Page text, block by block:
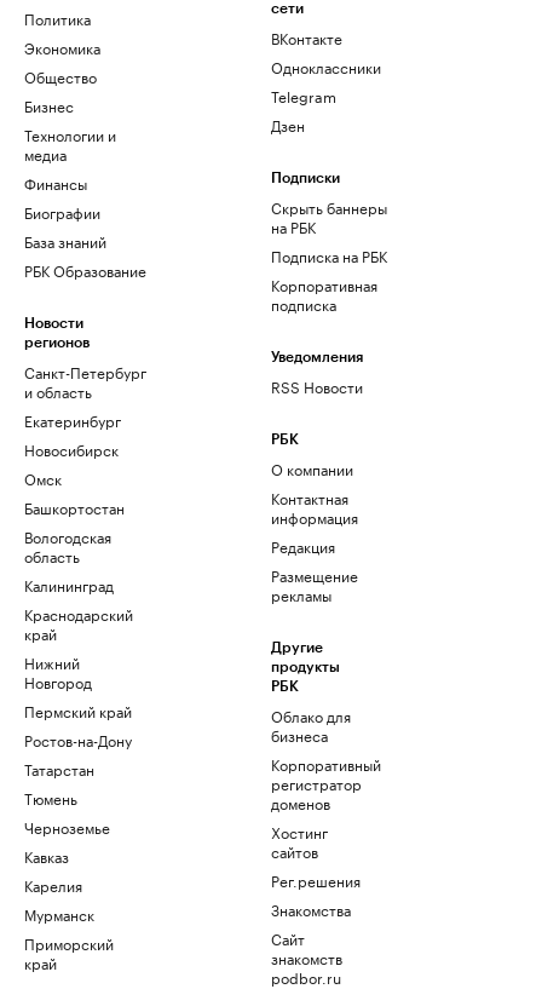
Политика
Экономика
Общество
Бизнес
Технологии и
медиа
Финансы
Биографии
База знаний
РБК Образование
Новости
регионов
Санкт-Петербург
и область
Екатеринбург
Новосибирск
Омск
Башкортостан
Вологодская
область
Калининград
Краснодарский
край
Нижний
Новгород
Пермский край
Ростов-на-Дону
Татарстан
Тюмень
Черноземье
Кавказ
Карелия
Мурманск
Приморский
край
сети
ВКонтакте
Одноклассники
Telegram
Дзен
Подписки
Скрыть баннеры
на РБК
Подписка на РБК
Корпоративная
подписка
Уведомления
RSS Новости
РБК
О компании
Контактная
информация
Редакция
Размещение
рекламы
Другие
продукты
РБК
Облако для
бизнеса
Корпоративный
регистратор
доменов
Хостинг
сайтов
Рег.решения
Знакомства
Сайт
знакомств
podbor.ru